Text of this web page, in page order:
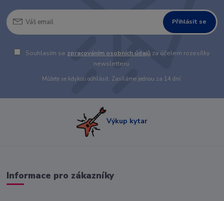
Přihlásit se
Souhlasím se zpracováním osobních údajů za účelem rozesílky
newsletteru.
Můžete se kdykoli odhlásit. Zasíláme jednou za 14 dní.
Výkup kytar
Informace pro zákazníky